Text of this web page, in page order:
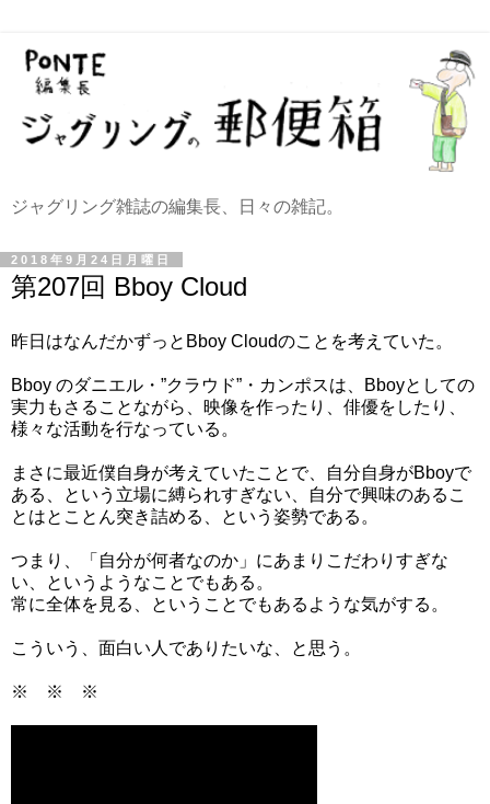
ジャグリング雑誌の編集長、日々の雑記。
2018年9月24日月曜日
第207回 Bboy Cloud
昨日はなんだかずっとBboy Cloudのことを考えていた。
Bboy のダニエル・”クラウド”・カンポスは、Bboyとしての
実力もさることながら、映像を作ったり、俳優をしたり、
様々な活動を行なっている。
まさに最近僕自身が考えていたことで、自分自身がBboyで
ある、という立場に縛られすぎない、自分で興味のあるこ
とはとことん突き詰める、という姿勢である。
つまり、「自分が何者なのか」にあまりこだわりすぎな
い、というようなことでもある。
常に全体を見る、ということでもあるような気がする。
こういう、面白い人でありたいな、と思う。
※ ※ ※